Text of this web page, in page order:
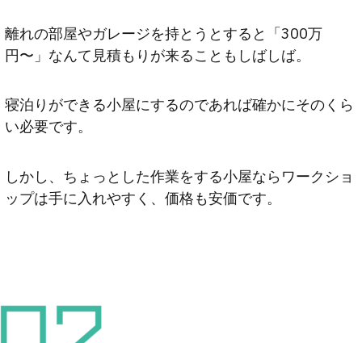
離れの部屋やガレージを持とうとすると「300万
円〜」なんて見積もりが来ることもしばしば。
寝泊りができる小屋にするのであれば確かにそのくら
い必要です。
しかし、ちょっとした作業をする小屋ならワークショ
ップは手に入れやすく、価格も安価です。